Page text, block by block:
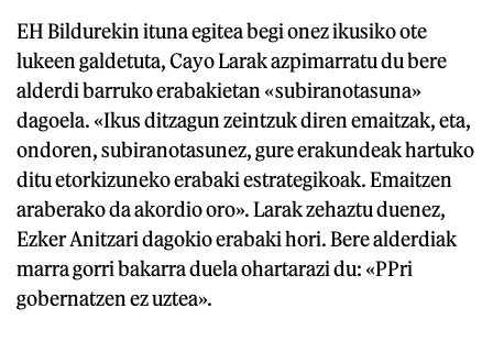
EH Bildurekin ituna egitea begi onez ikusiko ote
lukeen galdetuta, Cayo Larak azpimarratu du bere
alderdi barruko erabakietan «subiranotasuna»
dagoela. «Ikus ditzagun zeintzuk diren emaitzak, eta,
ondoren, subiranotasunez, gure erakundeak hartuko
ditu etorkizuneko erabaki estrategikoak. Emaitzen
araberako da akordio oro». Larak zehaztu duenez,
Ezker Anitzari dagokio erabaki hori. Bere alderdiak
marra gorri bakarra duela ohartarazi du: «PPri
gobernatzen ez uztea».